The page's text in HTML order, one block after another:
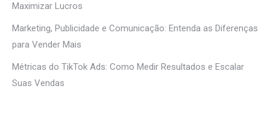
Maximizar Lucros
Marketing, Publicidade e Comunicação: Entenda as Diferenças
para Vender Mais
Métricas do TikTok Ads: Como Medir Resultados e Escalar
Suas Vendas